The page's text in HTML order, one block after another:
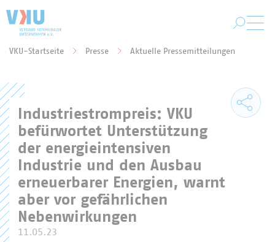
VKU-Startseite Presse Aktuelle Pressemitteilungen
Industriestrompreis: VKU
befürwortet Unterstützung
der energieintensiven
Industrie und den Ausbau
erneuerbarer Energien, warnt
aber vor gefährlichen
Nebenwirkungen
11.05.23